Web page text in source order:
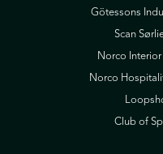
Götessons
Scan
Norco Interior
Norco
Club of